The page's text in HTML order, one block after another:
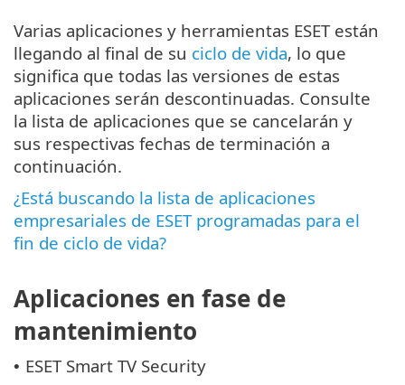
Varias aplicaciones y herramientas ESET están
llegando al final de su ciclo de vida, lo que
significa que todas las versiones de estas
aplicaciones serán descontinuadas. Consulte
la lista de aplicaciones que se cancelarán y
sus respectivas fechas de terminación a
continuación.
¿Está buscando la lista de aplicaciones
empresariales de ESET programadas para el
fin de ciclo de vida?
Aplicaciones en fase de
mantenimiento
• ESET Smart TV Security